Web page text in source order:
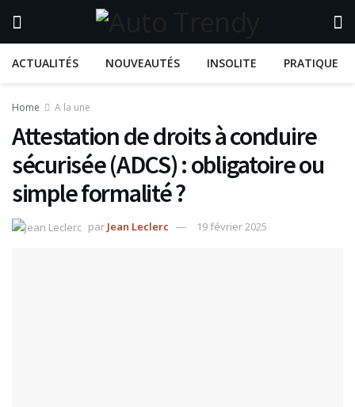
ACTUALITÉS NOUVEAUTÉS INSOLITE PRATIQUE
Home A la une
Attestation de droits à conduire
sécurisée (ADCS) : obligatoire ou
simple formalité ?
par Jean Leclerc 19 février 2025